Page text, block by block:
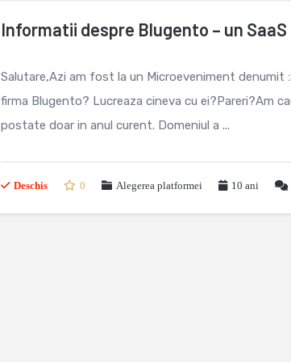
Informatii despre Blugento – un
Salutare,Azi am fost la un Microeveniment denumit
firma Blugento? Lucreaza cineva cu ei?Pareri?Am
postate doar in anul curent. Domeniul a ...
Deschis 0 Alegerea platformei 10 ani